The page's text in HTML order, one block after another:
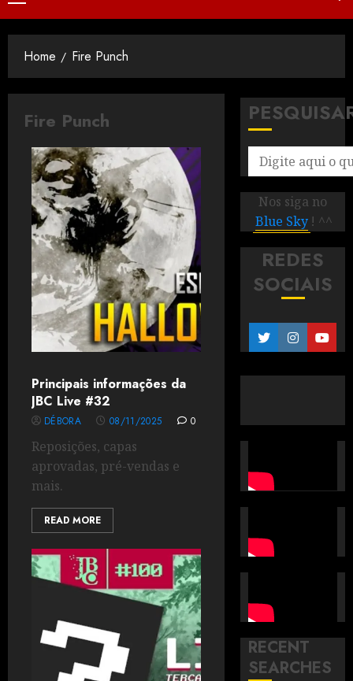
Home Fire Punch
Fire Punch
Principais informações da
JBC Live #32
DÉBORA 08/11/2025 0
Reposições, capas
aprovadas, pré-vendas e
mais.
READ MORE
Nos siga no
Blue Sky ! ^^
REDES
SOCIAIS
RECENT
SEARCHES